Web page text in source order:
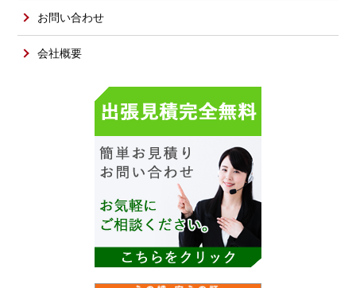
お問い合わせ
会社概要